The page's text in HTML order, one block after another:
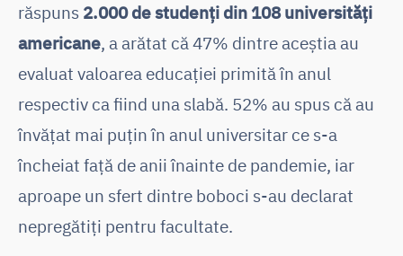
răspuns 2.000 de studenți din 108 universități
americane, a arătat că 47% dintre aceștia au
evaluat valoarea educației primită în anul
respectiv ca fiind una slabă. 52% au spus că au
învățat mai puțin în anul universitar ce s-a
încheiat față de anii înainte de pandemie, iar
aproape un sfert dintre boboci s-au declarat
nepregătiți pentru facultate.